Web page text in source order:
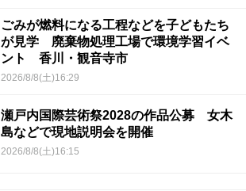
ごみが燃料になる工程などを子どもたち
が見学 廃棄物処理工場で環境学習イベ
ント 香川・観音寺市
2026/8/8(土)16:29
瀬戸内国際芸術祭2028の作品公募 女木
島などで現地説明会を開催
2026/8/8(土)16:15